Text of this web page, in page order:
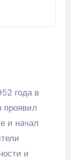
года в
проявил
и начал
и